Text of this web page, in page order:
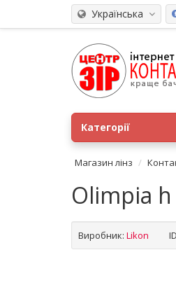
Українська
Категорії
Магазин лінз
Olimpia h
Виробник: Likon